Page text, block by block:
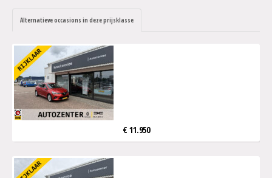
Alternatieve occasions in deze prijsklasse
€ 11.950